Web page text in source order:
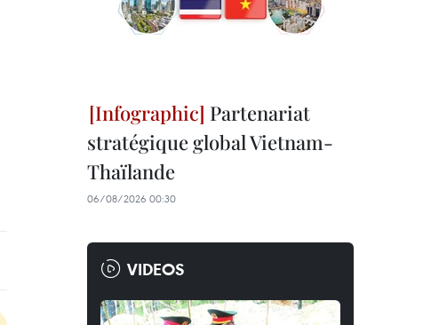
Partenariat
stratégique global Vietnam-
Thaïlande
06/08/2026 00:30
VIDEOS